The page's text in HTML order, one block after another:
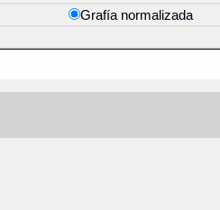
Grafía normalizada